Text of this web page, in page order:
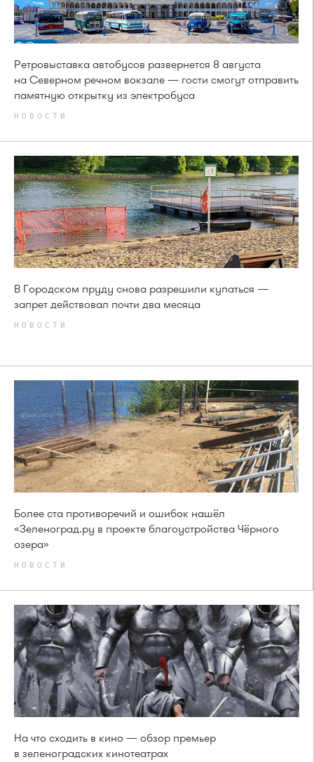
Ретровыставка автобусов развернется 8 августа
на Северном речном вокзале — гости смогут отправить
памятную открытку из электробуса
НОВОСТИ
В Городском пруду снова разрешили купаться —
запрет действовал почти два месяца
НОВОСТИ
Более ста противоречий и ошибок нашёл
«Зеленоград.ру в проекте благоустройства Чёрного
озера»
НОВОСТИ
На что сходить в кино — обзор премьер
в зеленоградских кинотеатрах